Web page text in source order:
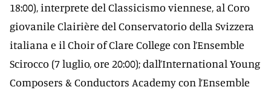
18:00), interprete del Classicismo viennese, al Coro
giovanile Clairière del Conservatorio della Svizzera
italiana e il Choir of Clare College con l’Ensemble
Scirocco (7 luglio, ore 20:00); dall’International Young
Composers & Conductors Academy con l’Ensemble